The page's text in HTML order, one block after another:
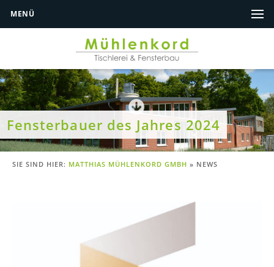
MENÜ
Fensterbauer des Jahres 2024
SIE SIND HIER: MATTHIAS MÜHLENKORD GMBH » NEWS